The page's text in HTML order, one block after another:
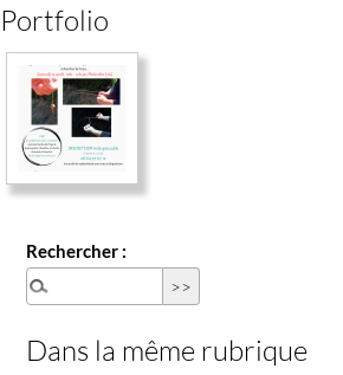
Portfolio
Rechercher :
Dans la même rubrique